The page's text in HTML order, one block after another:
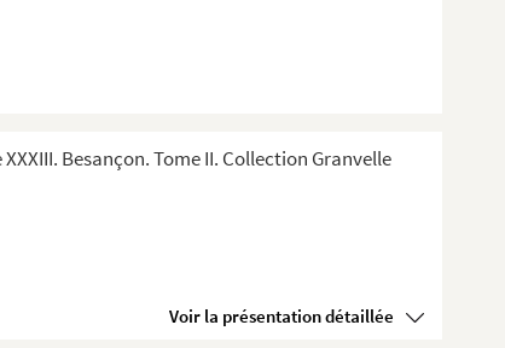
Besançon. Tome II. Collection Granvelle
Voir la présentation détaillée